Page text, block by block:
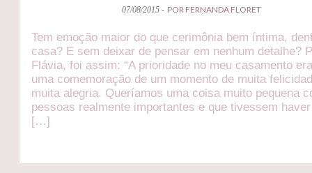
07/08/2015 - POR FERNANDA FLORET
Tem emoção maior do que cerimônia bem íntima,
casa? E sem deixar de pensar em nenhum detalhe?
Flávia, foi assim: “A prioridade no meu casamento
uma comemoração de um momento de muita
muita alegria. Queríamos uma coisa muito pequena
pessoas realmente importantes e que tivessem
[…]